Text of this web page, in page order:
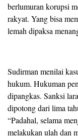
berlumuran korupsi
rakyat. Yang bisa
lemah dipaksa
Sudirman menilai
hukum. Hukuman
dipangkas. Sanksi
dipotong dari lima
“Padahal, selama
melakukan ulah dan